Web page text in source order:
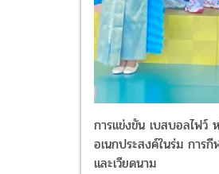
การแข่งขัน เบสบอลไฟ
อเนกประสงค์ในร่ม การ
และเวียดนาม